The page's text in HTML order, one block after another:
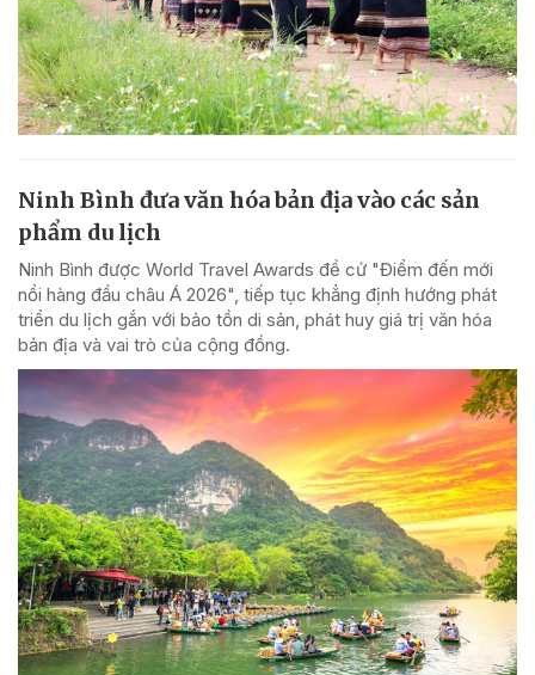
Ninh Bình đưa văn hóa bản địa vào các sản
phẩm du lịch
Ninh Bình được World Travel Awards đề cử "Điểm đến mới
nổi hàng đầu châu Á 2026", tiếp tục khẳng định hướng phát
triển du lịch gắn với bảo tồn di sản, phát huy giá trị văn hóa
bản địa và vai trò của cộng đồng.